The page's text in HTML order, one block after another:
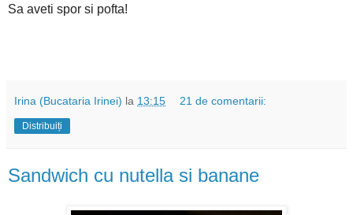
Sa aveti spor si pofta!
Irina (Bucataria Irinei) la 13:15 21 de comentarii:
Distribuiți
Sandwich cu nutella si banane